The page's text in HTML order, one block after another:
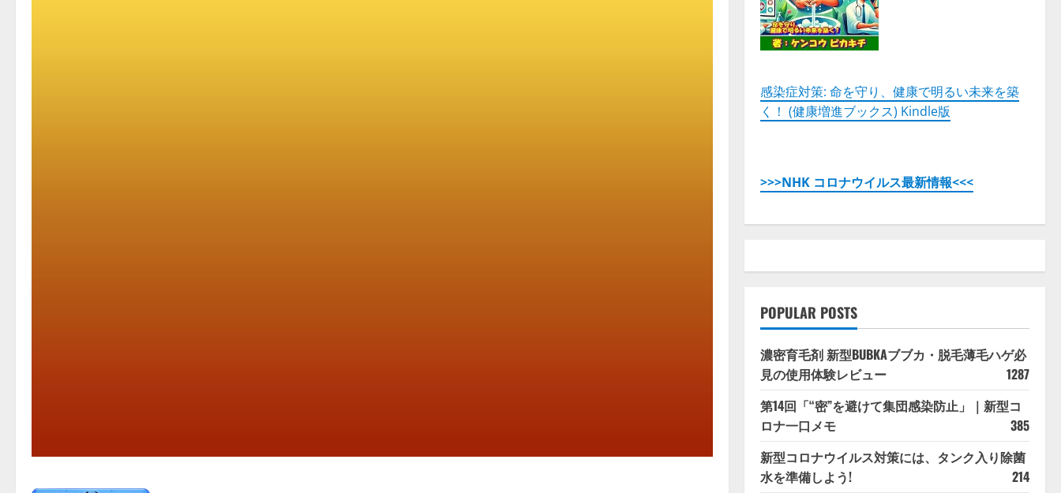
感染症対策: 命を守り、健康で明るい未来を築
く！ (健康増進ブックス) Kindle版
>>>NHK コロナウイルス最新情報<<<
POPULAR POSTS
濃密育毛剤 新型BUBKAブブカ・脱毛薄毛ハゲ必
見の使用体験レビュー
1287
第14回「“密”を避けて集団感染防止」｜新型コ
ロナ一口メモ
385
新型コロナウイルス対策には、タンク入り除菌
水を準備しよう!
214